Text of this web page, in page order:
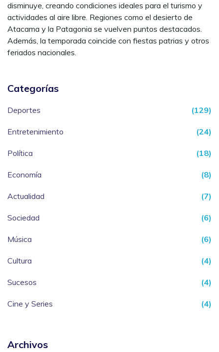
disminuye, creando condiciones ideales para el turismo y
actividades al aire libre. Regiones como el desierto de
Atacama y la Patagonia se vuelven puntos destacados.
Además, la temporada coincide con fiestas patrias y otros
feriados nacionales.
Categorías
Deportes (129)
Entretenimiento (24)
Política (18)
Economía (8)
Actualidad (7)
Sociedad (6)
Música (6)
Cultura (4)
Sucesos (4)
Cine y Series (4)
Archivos